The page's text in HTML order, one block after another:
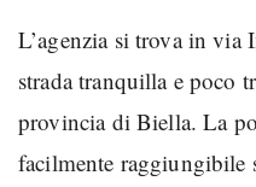
L’agenzia si trova in via
strada tranquilla e poco
provincia di Biella. La
facilmente raggiungibile